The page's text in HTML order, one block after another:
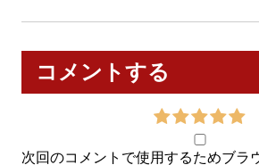
コメントする
次回のコメントで使用するためブラ